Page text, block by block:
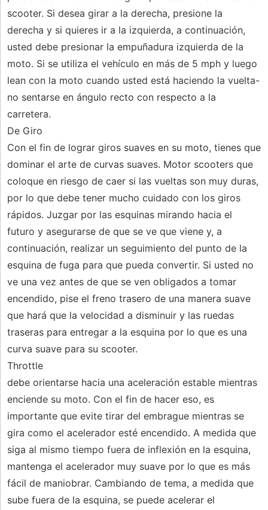
scooter. Si desea girar a la derecha, presione la
derecha y si quieres ir a la izquierda, a continuación,
usted debe presionar la empuñadura izquierda de la
moto. Si se utiliza el vehículo en más de 5 mph y luego
lean con la moto cuando usted está haciendo la vuelta-
no sentarse en ángulo recto con respecto a la
carretera.
De Giro
Con el fin de lograr giros suaves en su moto, tienes que
dominar el arte de curvas suaves. Motor scooters que
coloque en riesgo de caer si las vueltas son muy duras,
por lo que debe tener mucho cuidado con los giros
rápidos. Juzgar por las esquinas mirando hacia el
futuro y asegurarse de que se ve que viene y, a
continuación, realizar un seguimiento del punto de la
esquina de fuga para que pueda convertir. Si usted no
ve una vez antes de que se ven obligados a tomar
encendido, pise el freno trasero de una manera suave
que hará que la velocidad a disminuir y las ruedas
traseras para entregar a la esquina por lo que es una
curva suave para su scooter.
Throttle
debe orientarse hacia una aceleración estable mientras
enciende su moto. Con el fin de hacer eso, es
importante que evite tirar del embrague mientras se
gira como el acelerador esté encendido. A medida que
siga al mismo tiempo fuera de inflexión en la esquina,
mantenga el acelerador muy suave por lo que es más
fácil de maniobrar. Cambiando de tema, a medida que
sube fuera de la esquina, se puede acelerar el